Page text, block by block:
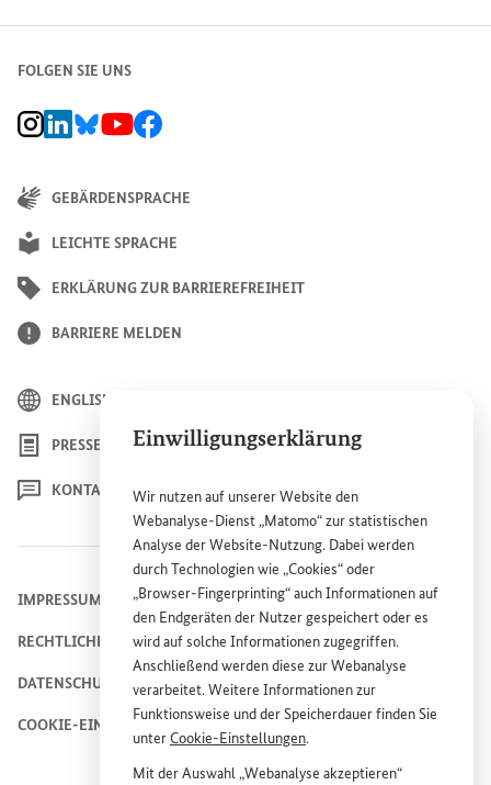
Einwilligungserklärung
Wir nutzen auf unsererWebsite den
Webanalyse-Dienst „Matomo“ zur statistischen
Analyse derWebsite-Nutzung. Dabei werden
durch Technologien wie „Cookies“ oder
„Browser-Fingerprinting“ auch Informationen auf
den Endgeräten der Nutzer gespeichert oder es
wird auf solche Informationen zugegriffen.
Anschließend werden diese zur Webanalyse
verarbeitet. Weitere Informationen zur
Funktionsweise und der Speicherdauer finden Sie
unterCookie-Einstellungen.
Mit der Auswahl „Webanalyse akzeptieren“
FOLGEN SIE UNS
BMZ Instagram-Kanal, Externer Link
BMZ LinkedIn Unternehmensseite, Externer Link
BMZ Bluesky-Seite, Externer Link
BMZ Youtube-Kanal, Externer Link
BMZ Facebook-Seite, Externer Link
GEBÄRDENSPRACHE
LEICHTE SPRACHE
ERKLÄRUNG ZUR BARRIEREFREIHEIT
BARRIERE MELDEN
ENGLISH
PRESSE
KONTAKT
IMPRESSUM
RECHTLICHE HINWEISE
DATENSCHUTZHINWEIS
COOKIE-EINSTELLUNGEN